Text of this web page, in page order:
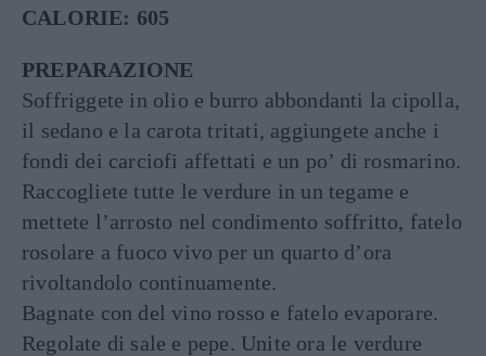
CALORIE: 605
PREPARAZIONE
Soffriggete in olio e burro abbondanti la cipolla,
il sedano e la carota tritati, aggiungete anche i
fondi dei carciofi affettati e un po’ di rosmarino.
Raccogliete tutte le verdure in un tegame e
mettete l’arrosto nel condimento soffritto, fatelo
rosolare a fuoco vivo per un quarto d’ora
rivoltandolo continuamente.
Bagnate con del vino rosso e fatelo evaporare.
Regolate di sale e pepe. Unite ora le verdure